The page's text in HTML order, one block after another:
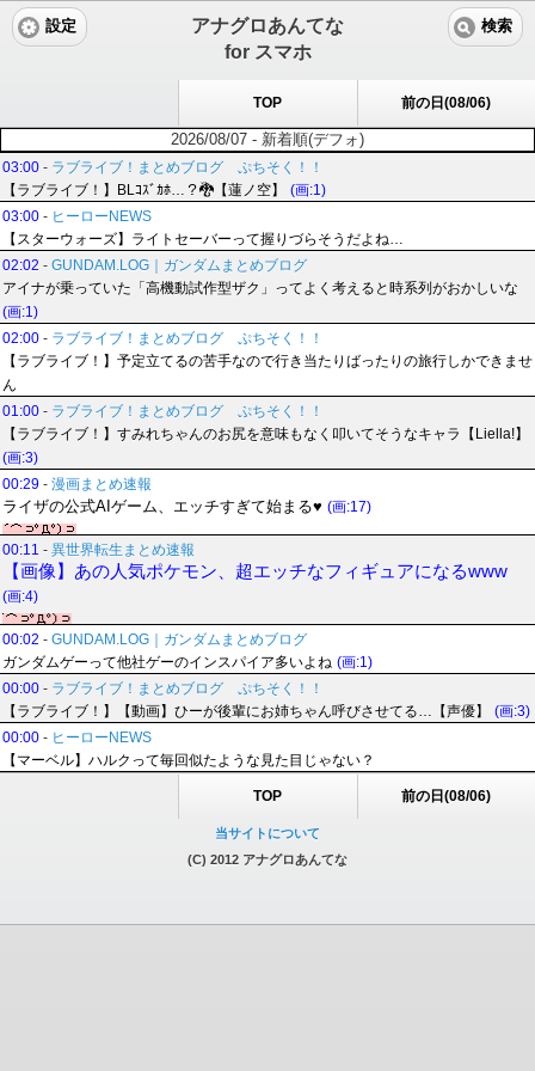
アナグロあんてな
for スマホ
設定 検索
TOP 前の日(08/06)
2026/08/07 - 新着順(デフォ)
03:00 - ラブライブ！まとめブログ ぷちそく！！
【ラブライブ！】BLｺｽﾞｶﾎ…？🐉【蓮ノ空】
(画:1)
03:00 - ヒーローNEWS
【スターウォーズ】ライトセーバーって握りづらそうだよね…
02:02 - GUNDAM.LOG｜ガンダムまとめブログ
アイナが乗っていた「高機動試作型ザク」ってよく考えると時系列がおかしいな
(画:1)
02:00 - ラブライブ！まとめブログ ぷちそく！！
【ラブライブ！】予定立てるの苦手なので行き当たりばったりの旅行しかできませ
ん
01:00 - ラブライブ！まとめブログ ぷちそく！！
【ラブライブ！】すみれちゃんのお尻を意味もなく叩いてそうなキャラ【Liella!】
(画:3)
00:29 - 漫画まとめ速報
ライザの公式AIゲーム、エッチすぎて始まる♥ (画:17)
00:11 - 異世界転生まとめ速報
【画像】あの人気ポケモン、超エッチなフィギュアになるwww
(画:4)
00:02 - GUNDAM.LOG｜ガンダムまとめブログ
ガンダムゲーって他社ゲーのインスパイア多いよね (画:1)
00:00 - ラブライブ！まとめブログ ぷちそく！！
【ラブライブ！】【動画】ひーが後輩にお姉ちゃん呼びさせてる…【声優】
(画:3)
00:00 - ヒーローNEWS
【マーベル】ハルクって毎回似たような見た目じゃない？
TOP 前の日(08/06)
当サイトについて
(C) 2012 アナグロあんてな